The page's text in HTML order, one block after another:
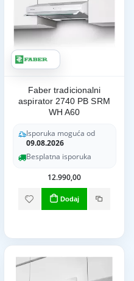
Faber tradicionalni
aspirator 2740 PB SRM
WH A60
Isporuka moguća od
09.08.2026
Besplatna isporuka
12.990,00
Dodaj